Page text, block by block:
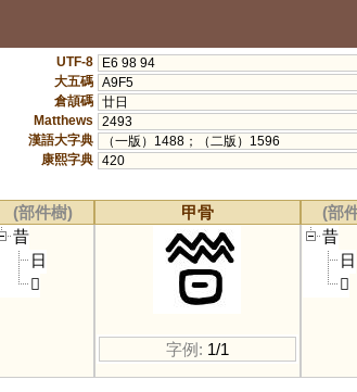
UTF-8
E6 98 94
大五碼 A9F5
倉頡碼 廿日
Matthews
2493
漢語大字典
（一版）1488；（二版）1596
康熙字典 420
(部件樹)
昔
日
𡿧
甲骨
字例: 1/1
(部
昔
日
𡿧